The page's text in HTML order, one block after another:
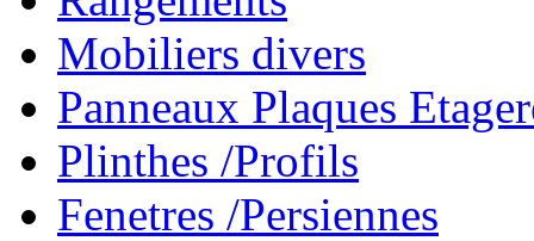
Mobiliers divers
Panneaux Plaques
Plinthes /Profils
Fenetres /Persiennes